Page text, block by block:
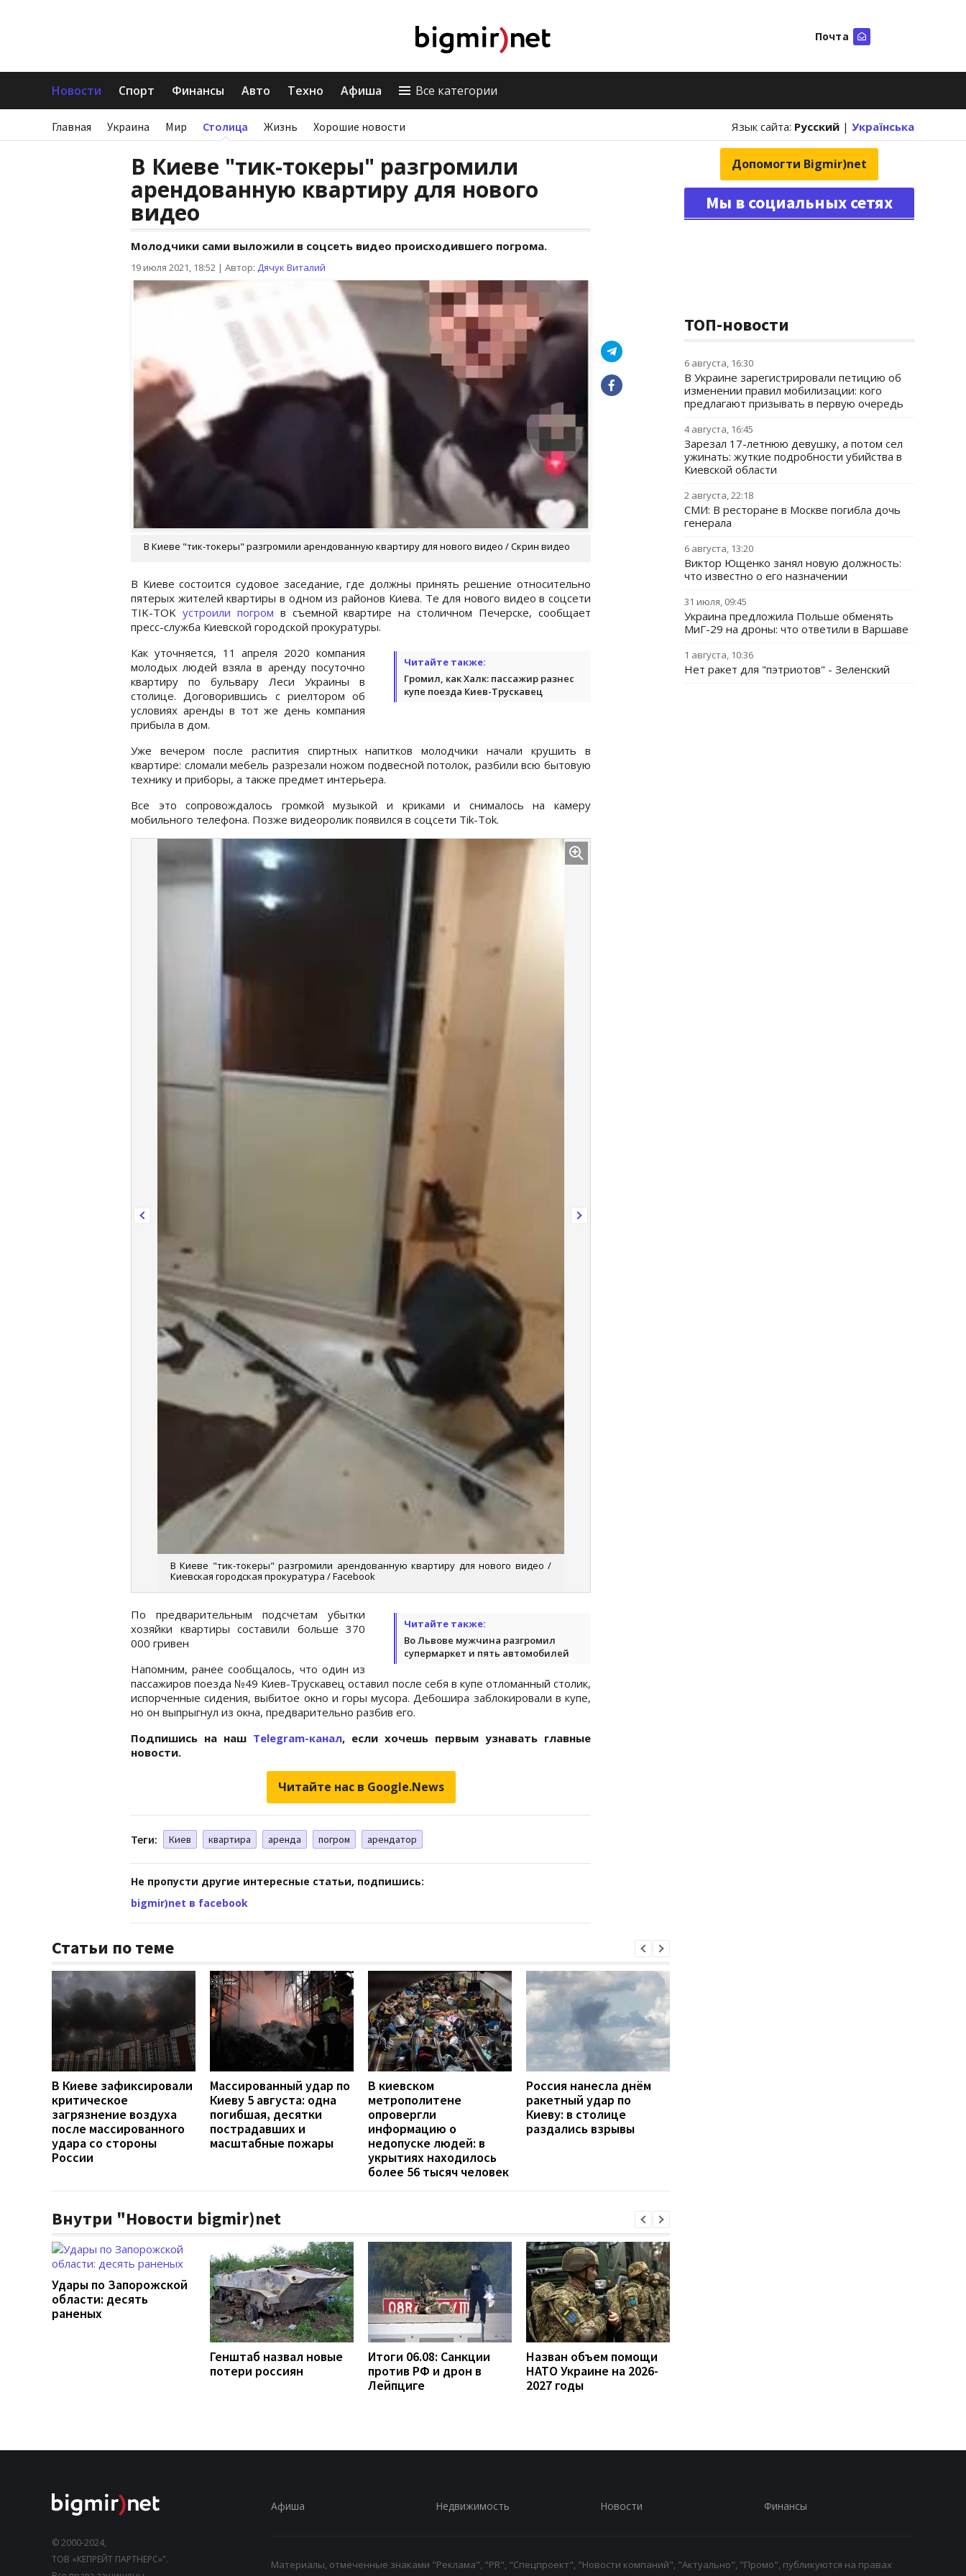
Почта
Новости Спорт Финансы Авто Техно Афиша Все категории
Главная Украина Мир Столица Жизнь Хорошие новости Язык сайта: Русский | Українська
В Киеве "тик-токеры" разгромили
арендованную квартиру для нового
видео
Молодчики сами выложили в соцсеть видео происходившего погрома.
19 июля 2021, 18:52 | Автор: Дячук Виталий
В Киеве "тик-токеры" разгромили арендованную квартиру для нового видео / Скрин видео
В Киеве состоится судовое заседание, где должны принять решение относительно
пятерых жителей квартиры в одном из районов Киева. Те для нового видео в соцсети
TIK-TOK устроили погром в съемной квартире на столичном Печерске, сообщает
пресс-служба Киевской городской прокуратуры.
Читайте также:
Громил, как Халк: пассажир разнес
купе поезда Киев-Трускавец
Как уточняется, 11 апреля 2020 компания
молодых людей взяла в аренду посуточно
квартиру по бульвару Леси Украины в
столице. Договорившись с риелтором об
условиях аренды в тот же день компания
прибыла в дом.
Уже вечером после распития спиртных напитков молодчики начали крушить в
квартире: сломали мебель разрезали ножом подвесной потолок, разбили всю бытовую
технику и приборы, а также предмет интерьера.
Все это сопровождалось громкой музыкой и криками и снималось на камеру
мобильного телефона. Позже видеоролик появился в соцсети Tik-Tok.
В Киеве "тик-токеры" разгромили арендованную квартиру для нового видео /
Киевская городская прокуратура / Facebook
Читайте также:
Во Львове мужчина разгромил
супермаркет и пять автомобилей
По предварительным подсчетам убытки
хозяйки квартиры составили больше 370
000 гривен
Напомним, ранее сообщалось, что один из
пассажиров поезда №49 Киев-Трускавец оставил после себя в купе отломанный столик,
испорченные сидения, выбитое окно и горы мусора. Дебошира заблокировали в купе,
но он выпрыгнул из окна, предварительно разбив его.
Подпишись на наш Telegram-канал, если хочешь первым узнавать главные
новости.
Читайте нас в Google.News
Теги: Киев квартира аренда погром арендатор
Не пропусти другие интересные статьи, подпишись:
bigmir)net в facebook
Статьи по теме
В Киеве зафиксировали
критическое
загрязнение воздуха
после массированного
удара со стороны
России
Массированный удар по
Киеву 5 августа: одна
погибшая, десятки
пострадавших и
масштабные пожары
В киевском
метрополитене
опровергли
информацию о
недопуске людей: в
укрытиях находилось
более 56 тысяч человек
Россия нанесла днём
ракетный удар по
Киеву: в столице
раздались взрывы
Внутри "Новости bigmir)net
Удары по Запорожской
области: десять
раненых
Генштаб назвал новые
потери россиян
Итоги 06.08: Санкции
против РФ и дрон в
Лейпциге
Назван объем помощи
НАТО Украине на 2026-
2027 годы
Допомогти Bigmir)net
Мы в социальных сетях
ТОП-новости
6 августа, 16:30
В Украине зарегистрировали петицию об
изменении правил мобилизации: кого
предлагают призывать в первую очередь
4 августа, 16:45
Зарезал 17-летнюю девушку, а потом сел
ужинать: жуткие подробности убийства в
Киевской области
2 августа, 22:18
СМИ: В ресторане в Москве погибла дочь
генерала
6 августа, 13:20
Виктор Ющенко занял новую должность:
что известно о его назначении
31 июля, 09:45
Украина предложила Польше обменять
МиГ-29 на дроны: что ответили в Варшаве
1 августа, 10:36
Нет ракет для "пэтриотов" - Зеленский
© 2000-2024,
ТОВ «КЕПРЕЙТ ПАРТНЕРС»".
Афиша Недвижимость Новости Финансы
Материалы, отмеченные знаками "Реклама", "PR", "Спецпроект", "Новости компаний", "Актуально", "Промо", публикуются на правах